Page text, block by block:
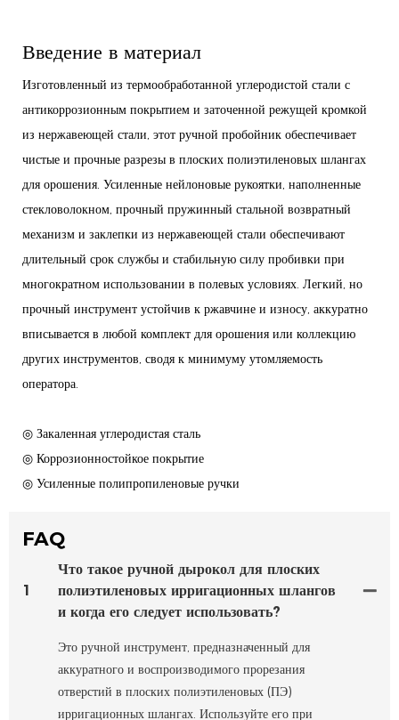
Введение в материал
Изготовленный из термообработанной углеродистой стали с
антикоррозионным покрытием и заточенной режущей кромкой
из нержавеющей стали, этот ручной пробойник обеспечивает
чистые и прочные разрезы в плоских полиэтиленовых шлангах
для орошения. Усиленные нейлоновые рукоятки, наполненные
стекловолокном, прочный пружинный стальной возвратный
механизм и заклепки из нержавеющей стали обеспечивают
длительный срок службы и стабильную силу пробивки при
многократном использовании в полевых условиях. Легкий, но
прочный инструмент устойчив к ржавчине и износу, аккуратно
вписывается в любой комплект для орошения или коллекцию
других инструментов, сводя к минимуму утомляемость
оператора.
◎ Закаленная углеродистая сталь
◎ Коррозионностойкое покрытие
◎ Усиленные полипропиленовые ручки
FAQ
1
Что такое ручной дырокол для плоских
полиэтиленовых ирригационных шлангов
и когда его следует использовать?
Это ручной инструмент, предназначенный для
аккуратного и воспроизводимого прорезания
отверстий в плоских полиэтиленовых (ПЭ)
ирригационных шлангах. Используйте его при